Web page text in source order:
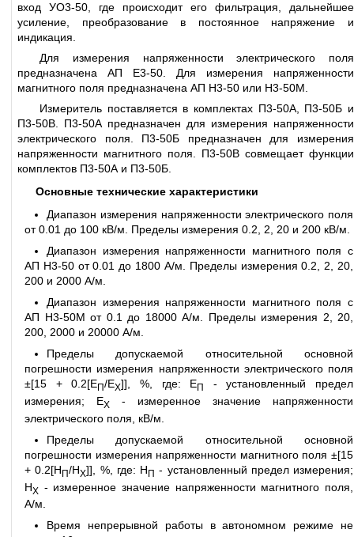
вход УО3-50, где происходит его фильтрация, дальнейшее
усиление, преобразование в постоянное напряжение и
индикация.
Для измерения напряженности электрического поля
предназначена АП Е3-50. Для измерения напряженности
магнитного поля предназначена АП Н3-50 или Н3-50М.
Измеритель поставляется в комплектах П3-50А, П3-50Б и
П3-50В. П3-50А предназначен для измерения напряженности
электрического поля. П3-50Б предназначен для измерения
напряженности магнитного поля. П3-50В совмещает функции
комплектов П3-50А и П3-50Б.
Основные технические характеристики
Диапазон измерения напряженности электрического поля
от 0.01 до 100 кВ/м. Пределы измерения 0.2, 2, 20 и 200 кВ/м.
Диапазон измерения напряженности магнитного поля с
АП Н3-50 от 0.01 до 1800 А/м. Пределы измерения 0.2, 2, 20,
200 и 2000 А/м.
Диапазон измерения напряженности магнитного поля с
АП Н3-50М от 0.1 до 18000 А/м. Пределы измерения 2, 20,
200, 2000 и 20000 А/м.
Пределы допускаемой относительной основной
погрешности измерения напряженности электрического поля
±[15 + 0.2[ЕП/ЕX]], %, где: ЕП
- установленный предел
измерения; ЕX
- измеренное значение напряженности
электрического поля, кВ/м.
Пределы допускаемой относительной основной
погрешности измерения напряженности магнитного поля ±[15
+ 0.2[НП/НX]], %, где: НП - установленный предел измерения;
НX - измеренное значение напряженности магнитного поля,
А/м.
Время непрерывной работы в автономном режиме не